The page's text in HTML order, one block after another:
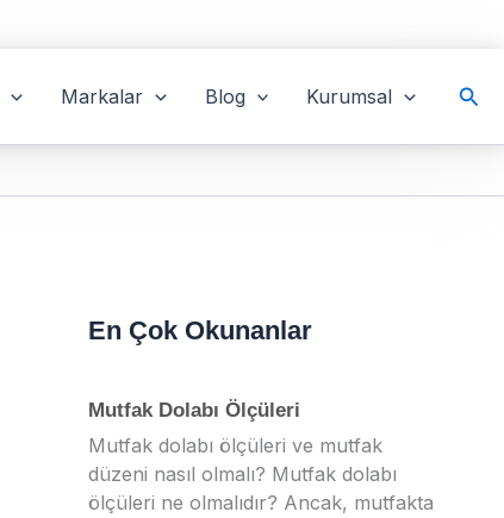
Markalar Blog Kurumsal
En Çok Okunanlar
Mutfak Dolabı Ölçüleri
Mutfak dolabı ölçüleri ve mutfak
düzeni nasıl olmalı? Mutfak dolabı
ölçüleri ne olmalıdır? Ancak, mutfakta